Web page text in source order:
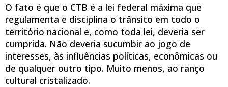
O fato é que o CTB é a lei federal máxima que
regulamenta e disciplina o trânsito em todo o
território nacional e, como toda lei, deveria ser
cumprida. Não deveria sucumbir ao jogo de
interesses, às influências políticas, econômicas ou
de qualquer outro tipo. Muito menos, ao ranço
cultural cristalizado.